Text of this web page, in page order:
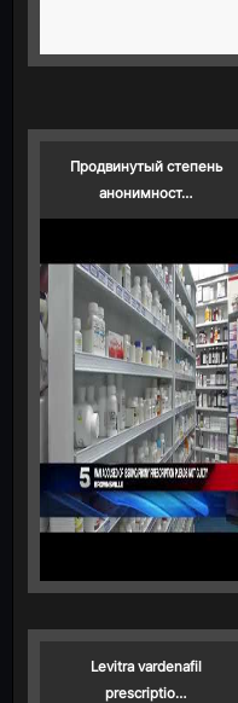
Продвинутый степень
анонимност…
Levitra vardenafil
prescriptio…